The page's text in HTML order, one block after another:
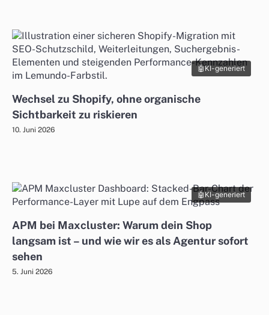
KI-generiert
Wechsel zu Shopify, ohne organische
Sichtbarkeit zu riskieren
10. Juni 2026
KI-generiert
APM bei Maxcluster: Warum dein Shop
langsam ist – und wie wir es als Agentur sofort
sehen
5. Juni 2026